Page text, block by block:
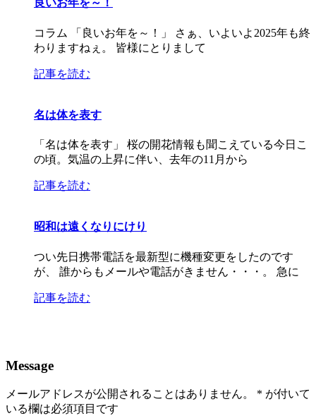
良いお年を～！
コラム 「良いお年を～！」 さぁ、いよいよ2025年も終
わりますねぇ。 皆様にとりまして
記事を読む
名は体を表す
「名は体を表す」 桜の開花情報も聞こえている今日こ
の頃。気温の上昇に伴い、去年の11月から
記事を読む
昭和は遠くなりにけり
つい先日携帯電話を最新型に機種変更をしたのです
が、 誰からもメールや電話がきません・・・。 急に
記事を読む
Message
メールアドレスが公開されることはありません。 * が付いて
いる欄は必須項目です